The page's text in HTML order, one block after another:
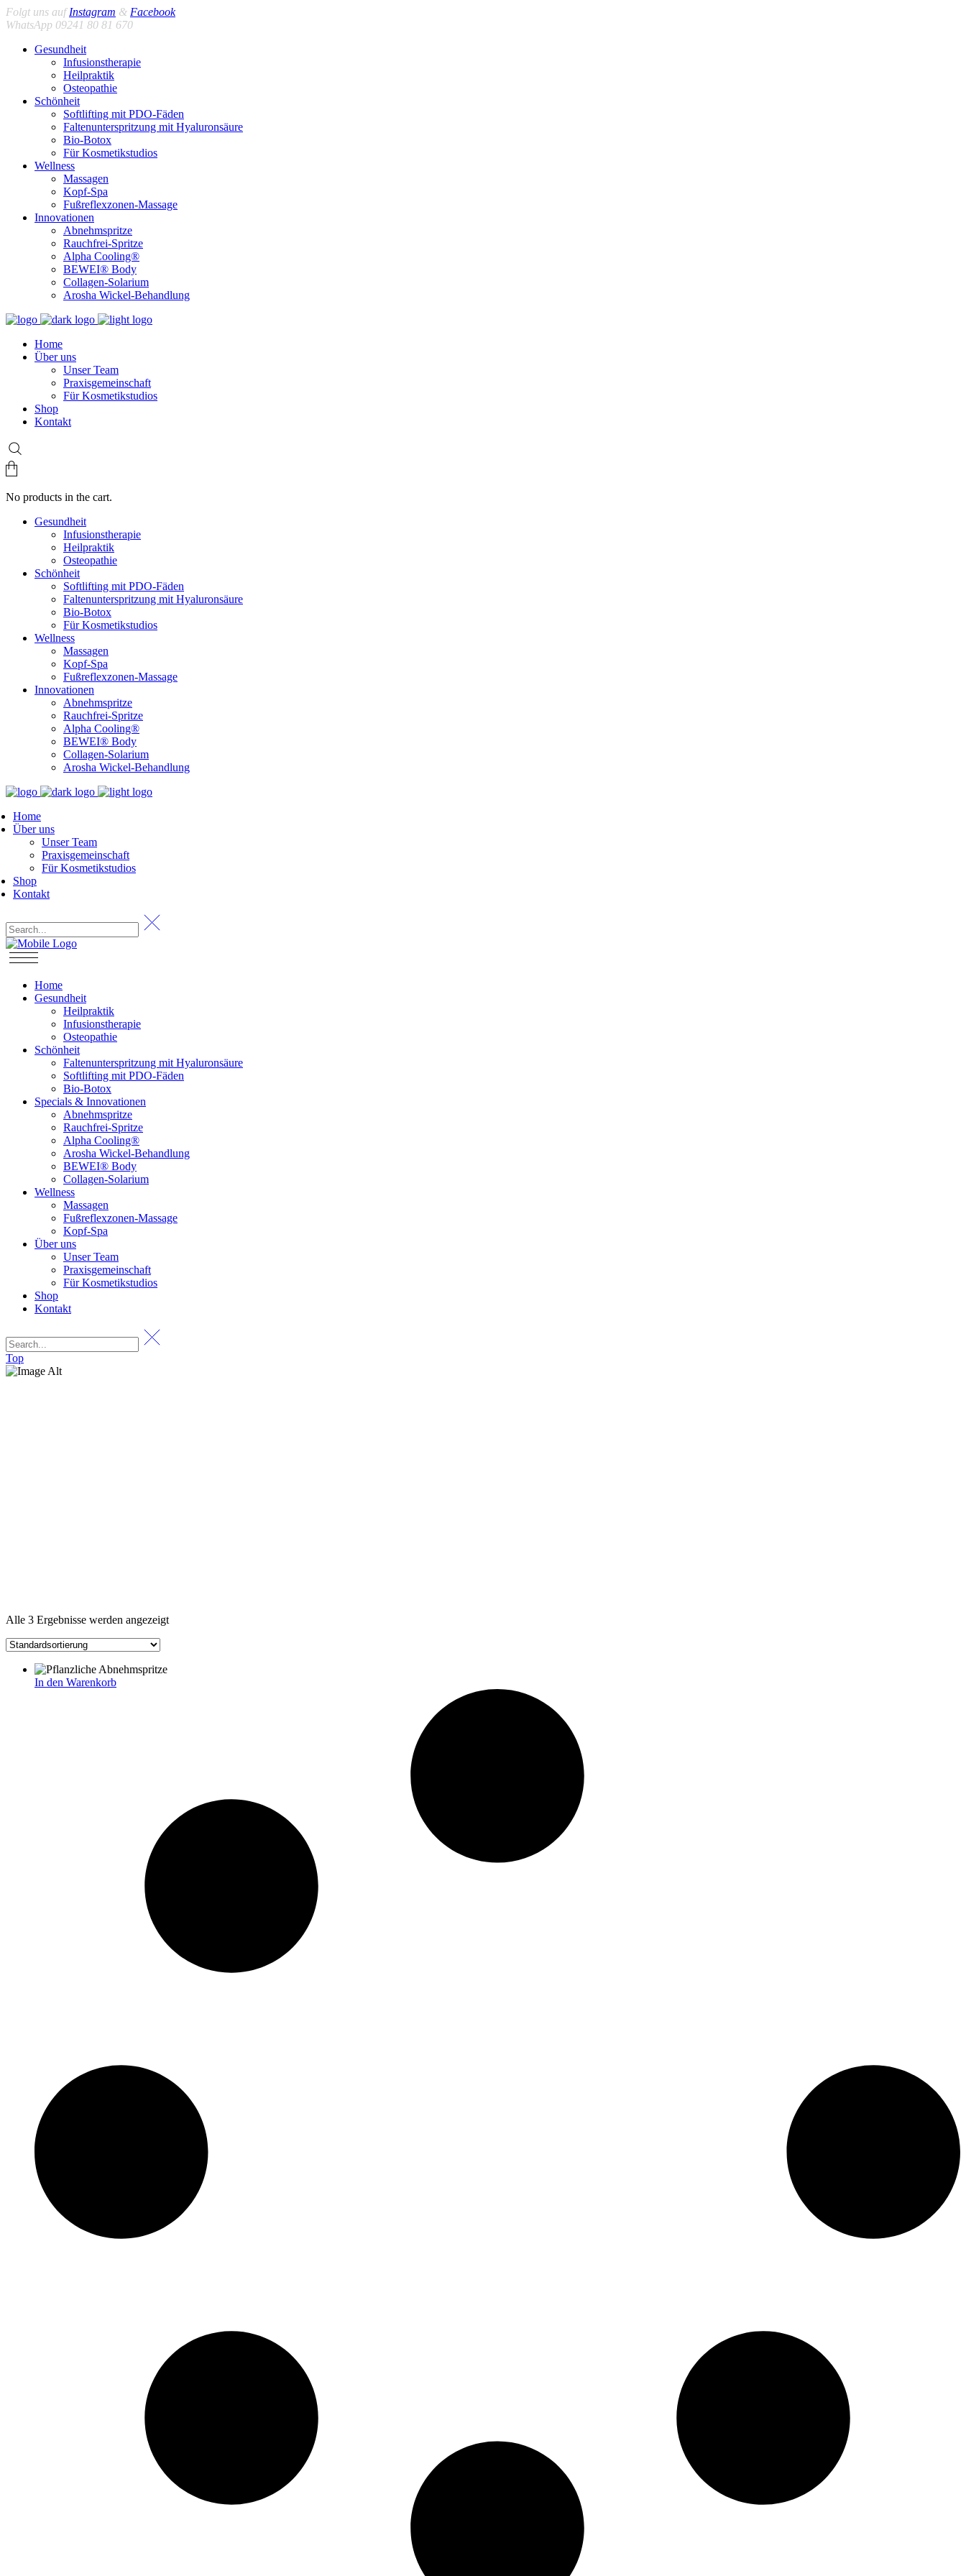
Folgt uns aufInstagram & Facebook
WhatsApp 09241 80 81 670
Gesundheit
Infusionstherapie
Heilpraktik
Osteopathie
Schönheit
Softlifting mit PDO-Fäden
Faltenunterspritzung mit Hyaluronsäure
Bio-Botox
Für Kosmetikstudios
Wellness
Massagen
Kopf-Spa
Fußreflexzonen-Massage
Innovationen
Abnehmspritze
Rauchfrei-Spritze
Alpha Cooling®
BEWEI® Body
Collagen-Solarium
Arosha Wickel-Behandlung
Home
Über uns
Unser Team
Praxisgemeinschaft
Für Kosmetikstudios
Shop
Kontakt
No products in the cart.
Gesundheit
Infusionstherapie
Heilpraktik
Osteopathie
Schönheit
Softlifting mit PDO-Fäden
Faltenunterspritzung mit Hyaluronsäure
Bio-Botox
Für Kosmetikstudios
Wellness
Massagen
Kopf-Spa
Fußreflexzonen-Massage
Innovationen
Abnehmspritze
Rauchfrei-Spritze
Alpha Cooling®
BEWEI® Body
Collagen-Solarium
Arosha Wickel-Behandlung
Home
Über uns
Unser Team
Praxisgemeinschaft
Für Kosmetikstudios
Shop
Kontakt
Home
Gesundheit
Heilpraktik
Infusionstherapie
Osteopathie
Schönheit
Faltenunterspritzung mit Hyaluronsäure
Softlifting mit PDO-Fäden
Bio-Botox
Specials & Innovationen
Abnehmspritze
Rauchfrei-Spritze
Alpha Cooling®
Arosha Wickel-Behandlung
BEWEI® Body
Collagen-Solarium
Wellness
Massagen
Fußreflexzonen-Massage
Kopf-Spa
Über uns
Unser Team
Praxisgemeinschaft
Für Kosmetikstudios
Shop
Kontakt
Top
Alle 3 Ergebnisse werden angezeigt
In den Warenkorb